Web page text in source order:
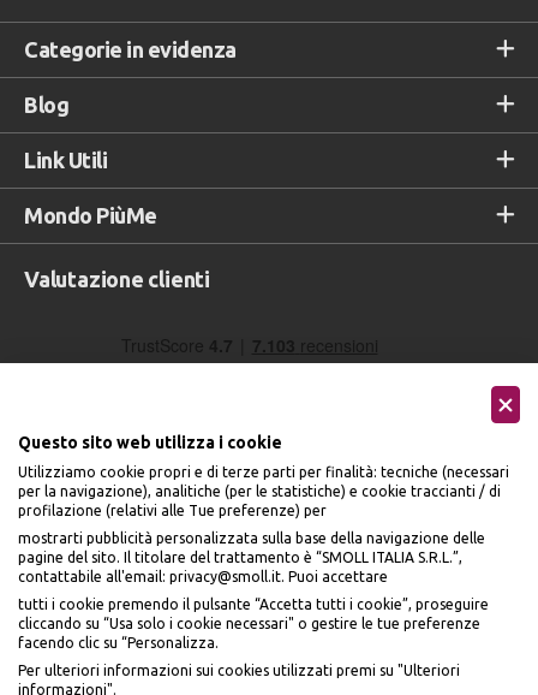
Categorie in evidenza
Blog
Link Utili
Mondo PiùMe
Valutazione clienti
Accettiamo
Seguici sui social
Questo sito web utilizza i cookie
Utilizziamo cookie propri e di terze parti per finalità: tecniche (necessari
per la navigazione), analitiche (per le statistiche) e cookie traccianti / di
profilazione (relativi alle Tue preferenze) per
mostrarti pubblicità personalizzata sulla base della navigazione delle
pagine del sito. Il titolare del trattamento è “SMOLL ITALIA S.R.L.”,
contattabile all'email: privacy@smoll.it. Puoi accettare
tutti i cookie premendo il pulsante “Accetta tutti i cookie”, proseguire
cliccando su “Usa solo i cookie necessari" o gestire le tue preferenze
facendo clic su “Personalizza.
Per ulteriori informazioni sui cookies utilizzati premi su "Ulteriori
informazioni".
BENVENUTO DA